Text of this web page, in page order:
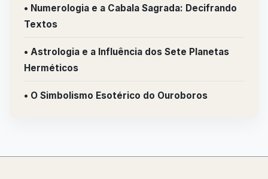
• Numerologia e a Cabala Sagrada: Decifrando
Textos
• Astrologia e a Influência dos Sete Planetas
Herméticos
• O Simbolismo Esotérico do Ouroboros